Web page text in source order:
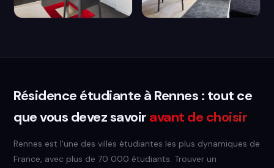
Résidence étudiante à Rennes : tout ce
que vous devez savoir avant de choisir
Rennes est l'une des villes étudiantes les plus dynamiques de
France, avec plus de 70 000 étudiants. Trouver un